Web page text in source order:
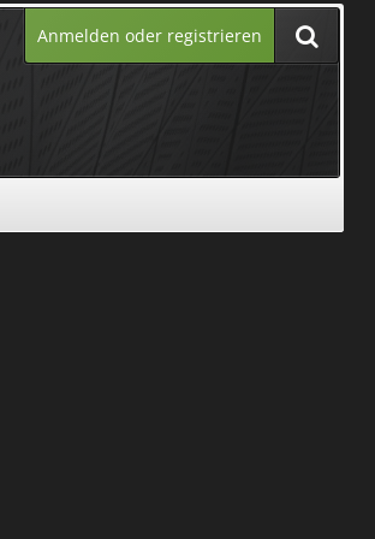
Anmelden oder registrieren